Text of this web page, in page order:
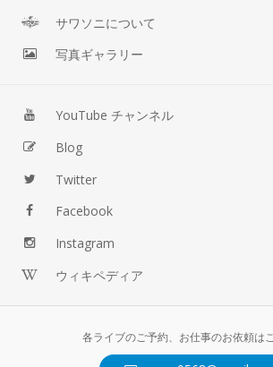
サワソニについて
写真ギャラリー
YouTube チャンネル
Blog
Twitter
Facebook
Instagram
ウィキペディア
各ライブのご予約、お仕事のお依頼は